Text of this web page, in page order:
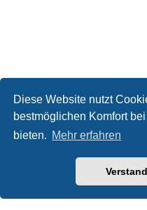
Diese Website nutzt
bestmöglichen Komfort
bieten. Mehr erfahren